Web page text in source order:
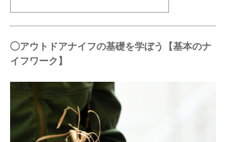
◯アウトドアナイフの基礎を学ぼう【基本のナ
イフワーク】